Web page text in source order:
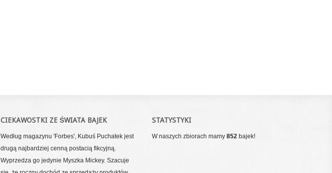
CIEKAWOSTKI ZE ŚWIATA BAJEK
Według magazynu 'Forbes', Kubuś Puchatek jest
drugą najbardziej cenną postacią fikcyjną.
Wyprzedza go jedynie Myszka Mickey. Szacuje
STATYSTYKI
W naszych zbiorach mamy 852 bajek!